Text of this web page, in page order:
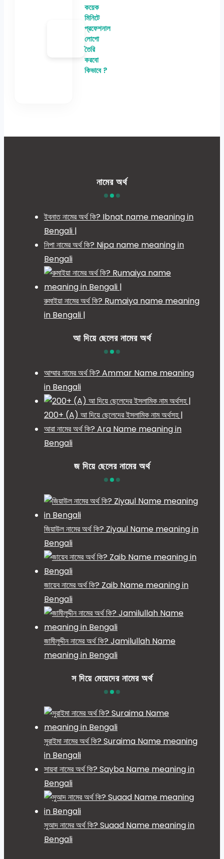
কয়েক
মিনিটে
প্রফেশনাল
লোগো
তৈরি
করবো
কিভাবে ?
নামের অর্থ
ইবনাত নামের অর্থ কি? Ibnat name meaning in
Bengali |
নিপা নামের অর্থ কি? Nipa name meaning in
Bengali
রুমাইয়া নামের অর্থ কি? Rumaiya name meaning
in Bengali |
আ দিয়ে ছেলের নামের অর্থ
আম্মার নামের অর্থ কি? Ammar Name meaning
in Bengali
200+ (A) আ দিয়ে ছেলেদের ইসলামিক নাম অর্থসহ |
আরা নামের অর্থ কি? Ara Name meaning in
Bengali
জ দিয়ে ছেলের নামের অর্থ
জিয়াউল নামের অর্থ কি? Ziyaul Name meaning in
Bengali
জায়েব নামের অর্থ কি? Zaib Name meaning in
Bengali
জামীলুদ্দীন নামের অর্থ কি? Jamilullah Name
meaning in Bengali
স দিয়ে মেয়েদের নামের অর্থ
সুরাইমা নামের অর্থ কি? Suraima Name meaning
in Bengali
সায়বা নামের অর্থ কি? Sayba Name meaning in
Bengali
সুআদ নামের অর্থ কি? Suaad Name meaning in
Bengali